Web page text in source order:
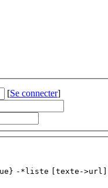
[Se connecter]
-*liste [texte->url]